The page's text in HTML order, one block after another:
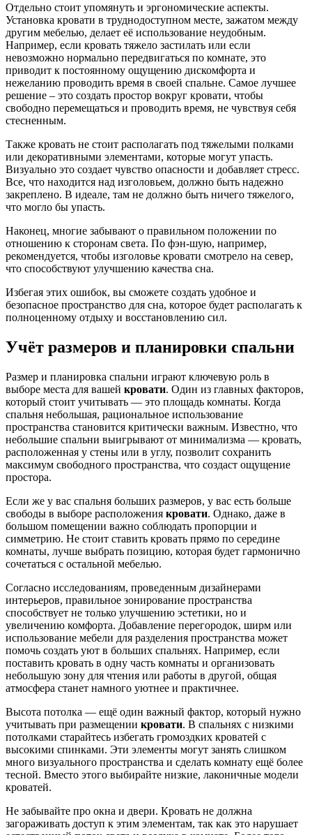
Отдельно стоит упомянуть и эргономические аспекты.
Установка кровати в труднодоступном месте, зажатом между
другим мебелью, делает её использование неудобным.
Например, если кровать тяжело застилать или если
невозможно нормально передвигаться по комнате, это
приводит к постоянному ощущению дискомфорта и
нежеланию проводить время в своей спальне. Самое лучшее
решение – это создать простор вокруг кровати, чтобы
свободно перемещаться и проводить время, не чувствуя себя
стесненным.
Также кровать не стоит располагать под тяжелыми полками
или декоративными элементами, которые могут упасть.
Визуально это создает чувство опасности и добавляет стресс.
Все, что находится над изголовьем, должно быть надежно
закреплено. В идеале, там не должно быть ничего тяжелого,
что могло бы упасть.
Наконец, многие забывают о правильном положении по
отношению к сторонам света. По фэн-шую, например,
рекомендуется, чтобы изголовье кровати смотрело на север,
что способствуют улучшению качества сна.
Избегая этих ошибок, вы сможете создать удобное и
безопасное пространство для сна, которое будет располагать к
полноценному отдыху и восстановлению сил.
Учёт размеров и планировки спальни
Размер и планировка спальни играют ключевую роль в
выборе места для вашей кровати. Один из главных факторов,
который стоит учитывать — это площадь комнаты. Когда
спальня небольшая, рациональное использование
пространства становится критически важным. Известно, что
небольшие спальни выигрывают от минимализма — кровать,
расположенная у стены или в углу, позволит сохранить
максимум свободного пространства, что создаст ощущение
простора.
Если же у вас спальня больших размеров, у вас есть больше
свободы в выборе расположения кровати. Однако, даже в
большом помещении важно соблюдать пропорции и
симметрию. Не стоит ставить кровать прямо по середине
комнаты, лучше выбрать позицию, которая будет гармонично
сочетаться с остальной мебелью.
Согласно исследованиям, проведенным дизайнерами
интерьеров, правильное зонирование пространства
способствует не только улучшению эстетики, но и
увеличению комфорта. Добавление перегородок, ширм или
использование мебели для разделения пространства может
помочь создать уют в больших спальнях. Например, если
поставить кровать в одну часть комнаты и организовать
небольшую зону для чтения или работы в другой, общая
атмосфера станет намного уютнее и практичнее.
Высота потолка — ещё один важный фактор, который нужно
учитывать при размещении кровати. В спальнях с низкими
потолками старайтесь избегать громоздких кроватей с
высокими спинками. Эти элементы могут занять слишком
много визуального пространства и сделать комнату ещё более
тесной. Вместо этого выбирайте низкие, лаконичные модели
кроватей.
Не забывайте про окна и двери. Кровать не должна
загораживать доступ к этим элементам, так как это нарушает